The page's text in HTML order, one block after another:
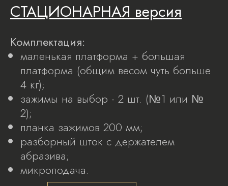
СТАЦИОНАРНАЯ версия
Комплектация:
маленькая платформа + большая
платформа (общим весом чуть больше
4 кг);
зажимы на выбор - 2 шт. (№1 или №
2);
планка зажимов 200 мм;
разборный шток с держателем
абразива;
микроподача.